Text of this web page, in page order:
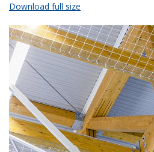
Download full size